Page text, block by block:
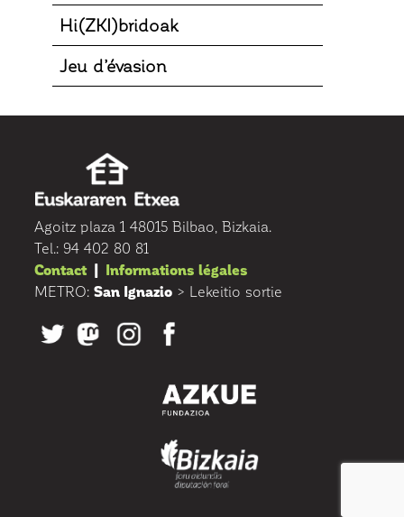
Hi(ZKI)bridoak
Jeu d’évasion
Agoitz plaza 1 48015 Bilbao, Bizkaia.
Tel.: 94 402 80 81
Contact| Informations légales
METRO: San Ignazio > Lekeitio sortie